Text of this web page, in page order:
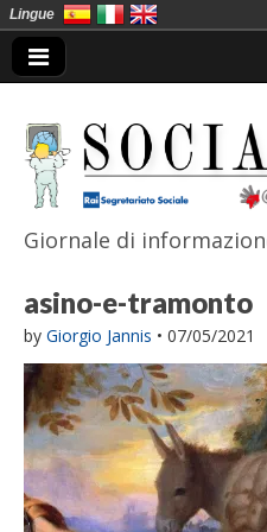
Giornale di
asino-e-tramonto
by Giorgio Jannis • 07/05/2021
Lingue